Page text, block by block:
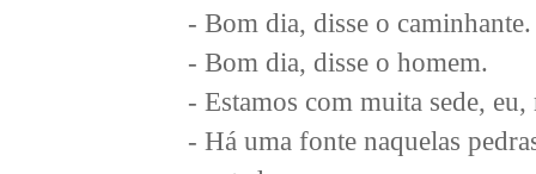
- Bom dia, disse o caminhante.
- Bom dia, disse o homem.
- Estamos com muita sede,
- Há uma fonte naquelas